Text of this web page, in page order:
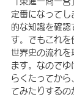
定番になってし
的な知識を確認
す。でもこれを
世界史の流れを
ます。なのでゆ
らくたってから
てみたりするの